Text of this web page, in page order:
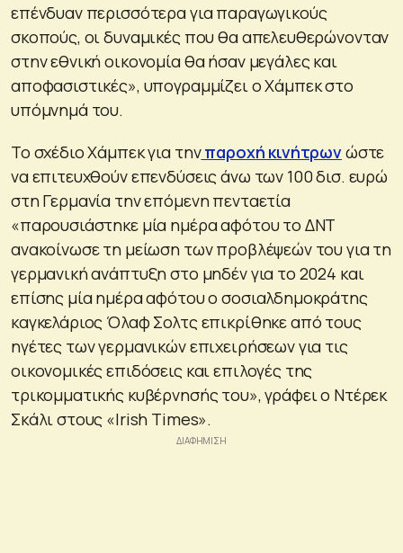
επένδυαν περισσότερα για παραγωγικούς
σκοπούς, οι δυναμικές που θα απελευθερώνονταν
στην εθνική οικονομία θα ήσαν μεγάλες και
αποφασιστικές», υπογραμμίζει ο Χάμπεκ στο
υπόμνημά του.
Το σχέδιο Χάμπεκ για τηνπαροχή κινήτρωνώστε
να επιτευχθούν επενδύσεις άνω των 100 δισ. ευρώ
στη Γερμανία την επόμενη πενταετία
«παρουσιάστηκε μία ημέρα αφότου το ΔΝΤ
ανακοίνωσε τη μείωση των προβλέψεών του για τη
γερμανική ανάπτυξη στο μηδέν για το 2024 και
επίσης μία ημέρα αφότου ο σοσιαλδημοκράτης
καγκελάριος Όλαφ Σολτς επικρίθηκε από τους
ηγέτες των γερμανικών επιχειρήσεων για τις
οικονομικές επιδόσεις και επιλογές της
τρικομματικής κυβέρνησής του», γράφει ο Ντέρεκ
Σκάλι στους «Irish Times».